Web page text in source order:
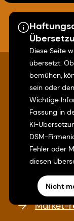
Quick
Premix
Market-
Diese Seite
übersetzt.
bemühen,
sein oder
Wichtige
Fassung in
KI-
DSM-
Fehler oder
diesen
Nicht